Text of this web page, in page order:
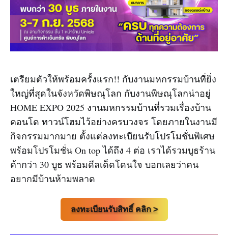
เตรียมตัวให้พร้อมครั้งแรก!! กับงานมหกรรมบ้านที่ยิ่ง
ใหญ่ที่สุดในจังหวัดพิษณุโลก กับงานพิษณุโลกน่าอยู่
HOME EXPO 2025 งานมหกรรมบ้านที่รวมเรื่องบ้าน
คอนโด ทาวน์โฮมไว้อย่างครบวงจร โดยภายในงานมี
กิจกรรมมากมาย ตั้งแต่ลงทะเบียนรับโปรโมชั่นพิเศษ
พร้อมโปรโมชั่น On top ได้ถึง 4 ต่อ เราได้รวมบูธร้าน
ค้ากว่า 30 บูธ พร้อมดีลเด็ดโดนใจ บอกเลยว่าคน
อยากมีบ้านห้ามพลาด
ลงทะเบียนรับสิทธิ์ คลิก >